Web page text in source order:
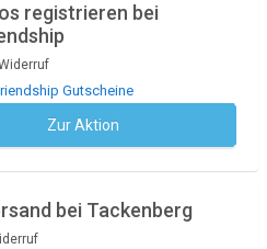
registrieren bei
Gutscheine
Zur Aktion
bei Tackenberg